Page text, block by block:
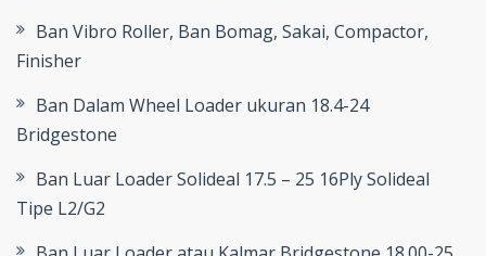
Ban Vibro Roller, Ban Bomag, Sakai, Compactor,
Finisher
Ban Dalam Wheel Loader ukuran 18.4-24
Bridgestone
Ban Luar Loader Solideal 17.5 – 25 16Ply Solideal
Tipe L2/G2